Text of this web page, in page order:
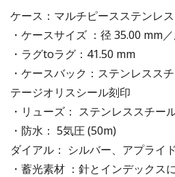
ケース：マルチピースステンレ
・ケースサイズ ：径 35.00 mm
・ラグtoラグ：41.50 mm
・ケースバック：ステンレスス
テージオリスシール刻印
・リューズ： ステンレススチー
・防水： 5気圧 (50m)
ダイアル： シルバー、アプライ
・蓄光素材 ：針とインデックス